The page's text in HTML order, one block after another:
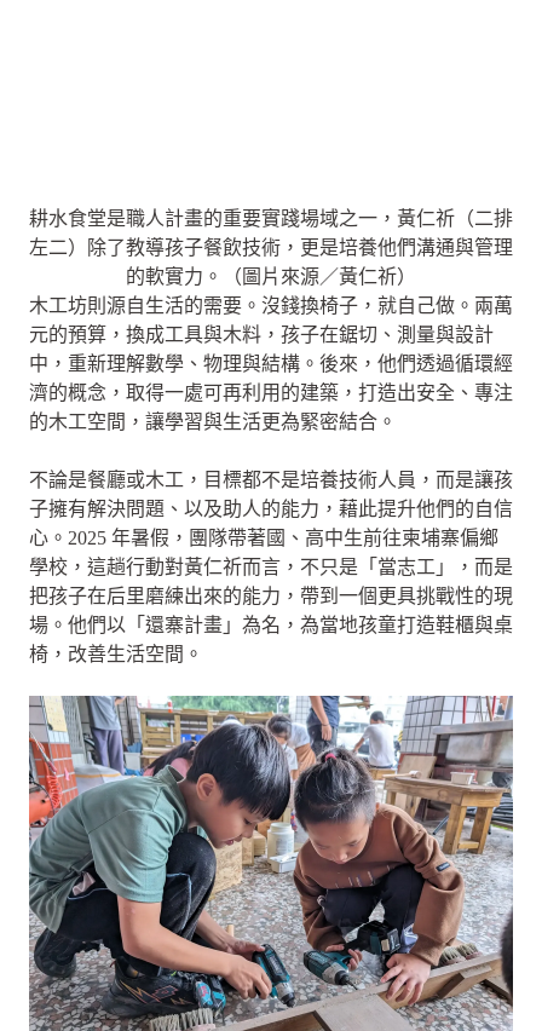
耕水食堂是職人計畫的重要實踐場域之一，黃仁祈（二排
左二）除了教導孩子餐飲技術，更是培養他們溝通與管理
的軟實力。（圖片來源／黃仁祈）
木工坊則源自生活的需要。沒錢換椅子，就自己做。兩萬
元的預算，換成工具與木料，孩子在鋸切、測量與設計
中，重新理解數學、物理與結構。後來，他們透過循環經
濟的概念，取得一處可再利用的建築，打造出安全、專注
的木工空間，讓學習與生活更為緊密結合。
不論是餐廳或木工，目標都不是培養技術人員，而是讓孩
子擁有解決問題、以及助人的能力，藉此提升他們的自信
心。2025 年暑假，團隊帶著國、高中生前往柬埔寨偏鄉
學校，這趟行動對黃仁祈而言，不只是「當志工」，而是
把孩子在后里磨練出來的能力，帶到一個更具挑戰性的現
場。他們以「還寨計畫」為名，為當地孩童打造鞋櫃與桌
椅，改善生活空間。